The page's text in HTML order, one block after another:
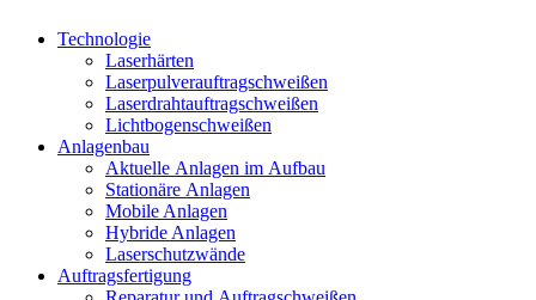
Technologie
Laserhärten
Laserpulverauftragschweißen
Laserdrahtauftragschweißen
Lichtbogenschweißen
Anlagenbau
Aktuelle Anlagen im Aufbau
Stationäre Anlagen
Mobile Anlagen
Hybride Anlagen
Laserschutzwände
Auftragsfertigung